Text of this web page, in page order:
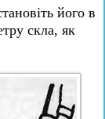
його в
скла, як